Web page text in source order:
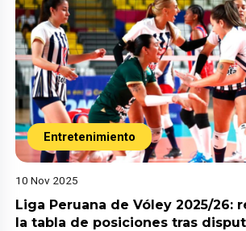
Entretenimiento
10 Nov 2025
Liga Peruana de Vóley 2025/26:
la tabla de posiciones tras